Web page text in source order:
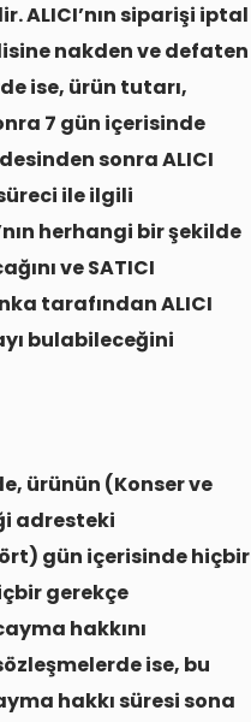
ALICI’nın siparişi iptal
nakden ve defaten
ise, ürün tutarı,
7 gün içerisinde
sonra ALICI
ile ilgili
herhangi bir şekilde
ve SATICI
tarafından ALICI
bulabileceğini
ürünün (Konser ve
adresteki
gün içerisinde hiçbir
gerekçe
hakkını
ise, bu
hakkı süresi sona